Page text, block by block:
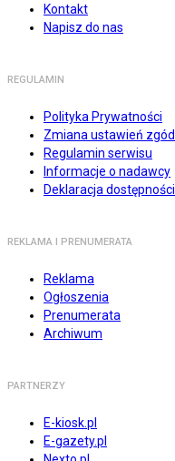
Kontakt
Napisz do nas
REGULAMIN
Polityka Prywatności
Zmiana ustawień zgód
Regulamin serwisu
Informacje o nadawcy
Deklaracja dostępności
REKLAMA I PRENUMERATA
Reklama
Ogłoszenia
Prenumerata
Archiwum
PARTNERZY
E-kiosk.pl
E-gazety.pl